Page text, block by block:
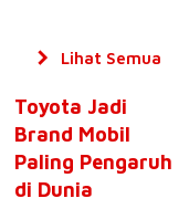
Toyota Jadi
Brand Mobil
Paling Pengaruh
di Dunia
Lihat Semua